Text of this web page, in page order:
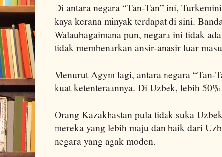
Di antara negara “Tan-Tan” ini,
kaya kerana minyak terdapat di sini.
Walaubagaimana pun, negara ini tidak
tidak membenarkan ansir-anasir luar
Menurut Agym lagi, antara negara “Tan-
kuat ketenteraannya. Di Uzbek, lebih
Orang Kazakhastan pula tidak suka
mereka yang lebih maju dan baik dari
negara yang agak moden.